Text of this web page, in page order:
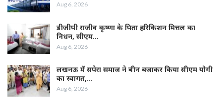
Aug 6, 2026
डीजीपी राजीव कृष्णा के पिता हरिकिशन मित्तल का
निधन, सीएम…
Aug 6, 2026
लखनऊ में सपेरा समाज ने बीन बजाकर किया सीएम योगी
का स्वागत,…
Aug 6, 2026